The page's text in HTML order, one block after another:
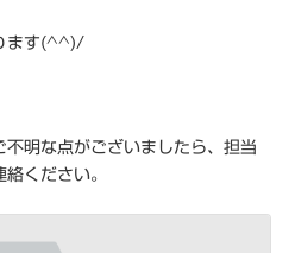
ます(^^)/
明な点がございましたら、担当
ください。